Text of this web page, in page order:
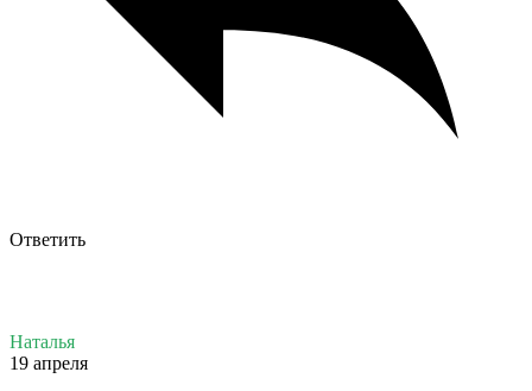
Ответить
Наталья
19 апреля